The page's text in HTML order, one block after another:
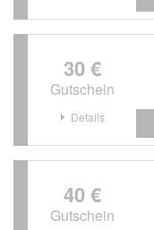
30 €
Gutschein
Details
40 €
Gutschein